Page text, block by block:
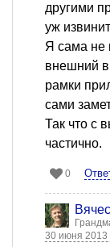
другими
уж
Я сама не
внешний
рамки
сами
Так что с
частично.
0
30 июня 2013